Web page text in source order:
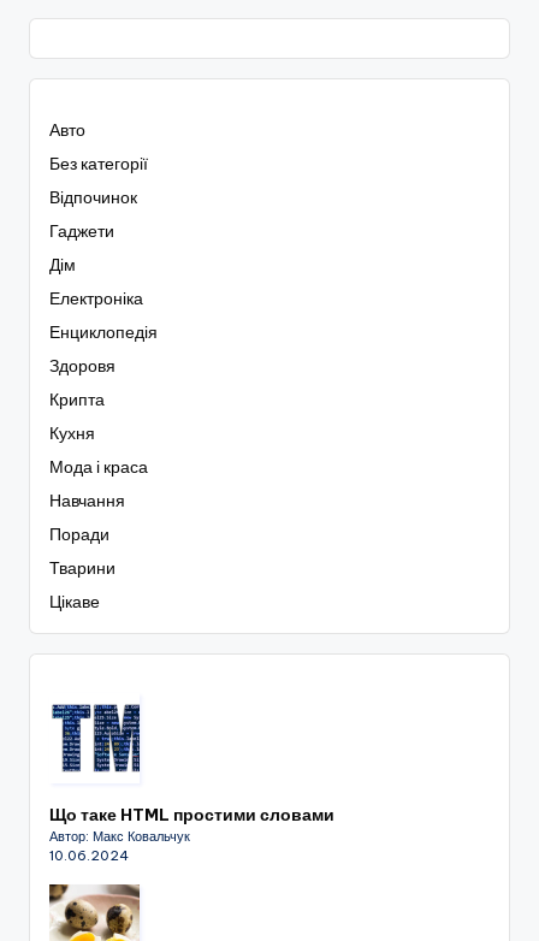
Авто
Без категорії
Відпочинок
Гаджети
Дім
Електроніка
Енциклопедія
Здоровя
Крипта
Кухня
Мода і краса
Навчання
Поради
Тварини
Цікаве
Що таке HTML простими словами
Автор: Макс Ковальчук
10.06.2024